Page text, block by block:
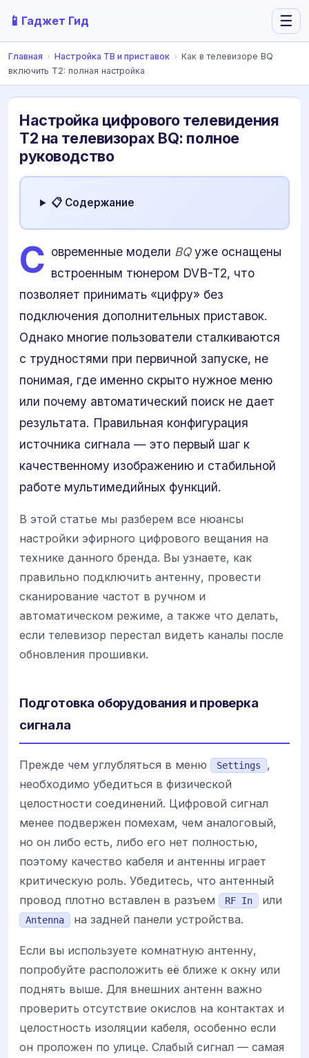
📱 Гаджет Гид ☰
Главная › Настройка ТВ и приставок › Как в телевизоре BQ
включить Т2: полная настройка
Настройка цифрового телевидения
Т2 на телевизорах BQ: полное
руководство
📋 Содержание
С овременные модели BQуже оснащены
встроенным тюнером DVB-T2, что
позволяет принимать «цифру» без
подключения дополнительных приставок.
Однако многие пользователи сталкиваются
с трудностями при первичной запуске, не
понимая, где именно скрыто нужное меню
или почему автоматический поиск не дает
результата. Правильная конфигурация
источника сигнала — это первый шаг к
качественному изображению и стабильной
работе мультимедийных функций.
В этой статье мы разберем все нюансы
настройки эфирного цифрового вещания на
технике данного бренда. Вы узнаете, как
правильно подключить антенну, провести
сканирование частот в ручном и
автоматическом режиме, а также что делать,
если телевизор перестал видеть каналы после
обновления прошивки.
Подготовка оборудования и проверка
сигнала
Прежде чем углубляться в меню Settings
,
необходимо убедиться в физической
целостности соединений. Цифровой сигнал
менее подвержен помехам, чем аналоговый,
но он либо есть, либо его нет полностью,
поэтому качество кабеля и антенны играет
критическую роль. Убедитесь, что антенный
провод плотно вставлен в разъем
RF In или
Antenna на задней панели устройства.
Если вы используете комнатную антенну,
попробуйте расположить её ближе к окну или
поднять выше. Для внешних антенн важно
проверить отсутствие окислов на контактах и
целостность изоляции кабеля, особенно если
он проложен по улице. Слабый сигнал — самая